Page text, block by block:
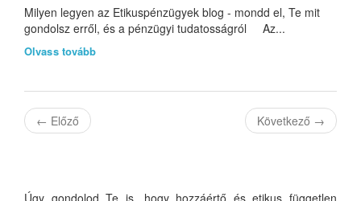
Milyen legyen az Etikuspénzügyek blog - mondd el, Te mit
gondolsz erről, és a pénzügyi tudatosságról Az...
Olvass tovább
← Előző Következő →